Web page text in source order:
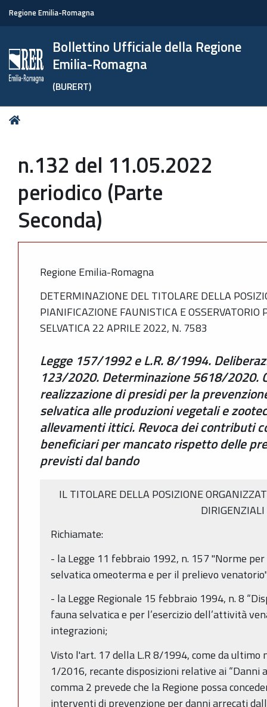
Regione Emilia-Romagna
Bollettino Ufficiale della Regione
Emilia-Romagna
(BURERT)
Tu
n.132 del 11.05.2022
periodico (Parte
Seconda)
Regione Emilia-Romagna
DETERMINAZIONE DEL TITOLARE DELLA
PIANIFICAZIONE FAUNISTICA E
SELVATICA 22 APRILE 2022, N. 7583
Legge 157/1992 e L.R. 8/1994.
123/2020. Determinazione 5618/2020.
realizzazione di presidi per la
selvatica alle produzioni vegetali e
allevamenti ittici. Revoca dei contributi
beneficiari per mancato rispetto delle
previsti dal bando
IL TITOLARE DELLA POSIZIONE
DIRIGENZIALI
Richiamate:
- la Legge 11 febbraio 1992, n. 157 "Norme
selvatica omeoterma e per il prelievo
- la Legge Regionale 15 febbraio 1994, n. 8
fauna selvatica e per l’esercizio dell’attività
integrazioni;
Visto l'art. 17 della L.R 8/1994, come da ultimo
1/2016, recante disposizioni relative ai “Danni
comma 2 prevede che la Regione possa
interventi di prevenzione per danni arrecati